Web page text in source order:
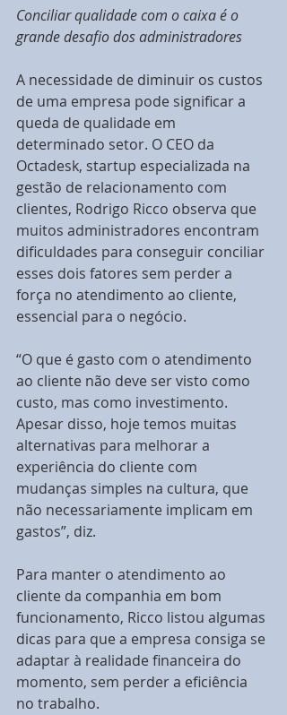
Conciliar qualidade com o caixa é o
grande desafio dos administradores
A necessidade de diminuir os custos
de uma empresa pode significar a
queda de qualidade em
determinado setor. O CEO da
Octadesk, startup especializada na
gestão de relacionamento com
clientes, Rodrigo Ricco observa que
muitos administradores encontram
dificuldades para conseguir conciliar
esses dois fatores sem perder a
força no atendimento ao cliente,
essencial para o negócio.
“O que é gasto com o atendimento
ao cliente não deve ser visto como
custo, mas como investimento.
Apesar disso, hoje temos muitas
alternativas para melhorar a
experiência do cliente com
mudanças simples na cultura, que
não necessariamente implicam em
gastos”, diz.
Para manter o atendimento ao
cliente da companhia em bom
funcionamento, Ricco listou algumas
dicas para que a empresa consiga se
adaptar à realidade financeira do
momento, sem perder a eficiência
no trabalho.